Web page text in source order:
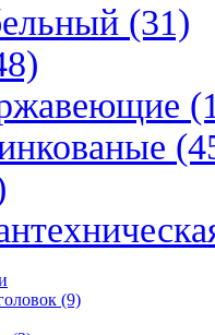
(31)
(9)